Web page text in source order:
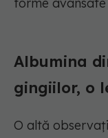
forme
Albumina
gingiilor, o
O altă